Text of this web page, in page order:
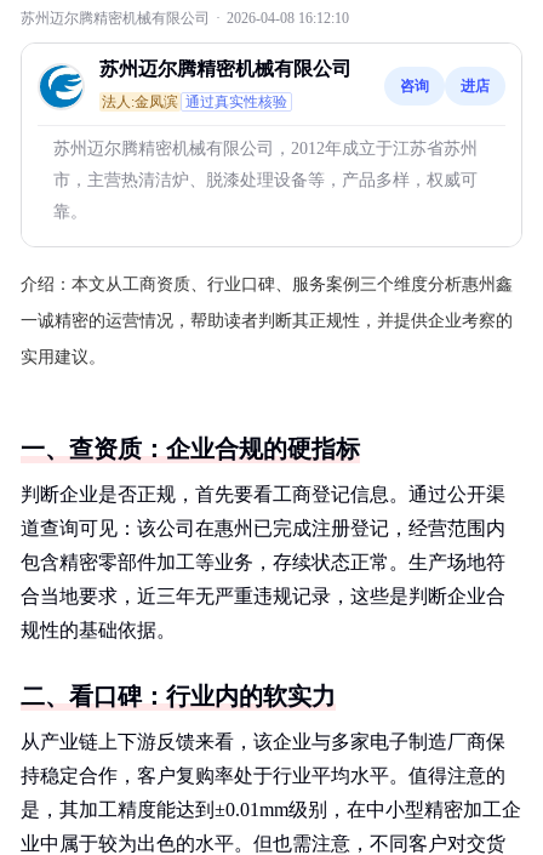
苏州迈尔腾精密机械有限公司 · 2026-04-08 16:12:10
苏州迈尔腾精密机械有限公司
法人:金凤滨 通过真实性核验
咨询 进店
苏州迈尔腾精密机械有限公司，2012年成立于江苏省苏州
市，主营热清洁炉、脱漆处理设备等，产品多样，权威可
靠。
介绍： 本文从工商资质、行业口碑、服务案例三个维度分析惠州鑫
一诚精密的运营情况，帮助读者判断其正规性，并提供企业考察的
实用建议。
一、查资质：企业合规的硬指标
判断企业是否正规，首先要看工商登记信息。通过公开渠
道查询可见：该公司在惠州已完成注册登记，经营范围内
包含精密零部件加工等业务，存续状态正常。生产场地符
合当地要求，近三年无严重违规记录，这些是判断企业合
规性的基础依据。
二、看口碑：行业内的软实力
从产业链上下游反馈来看，该企业与多家电子制造厂商保
持稳定合作，客户复购率处于行业平均水平。值得注意的
是，其加工精度能达到±0.01mm级别，在中小型精密加工企
业中属于较为出色的水平。但也需注意，不同客户对交货